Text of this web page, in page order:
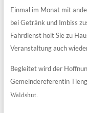
Einmal im Monat mit
bei Getränk und Imbiss
Fahrdienst holt Sie zu
Veranstaltung auch
Begleitet wird der
Gemeindereferentin
Waldshut.